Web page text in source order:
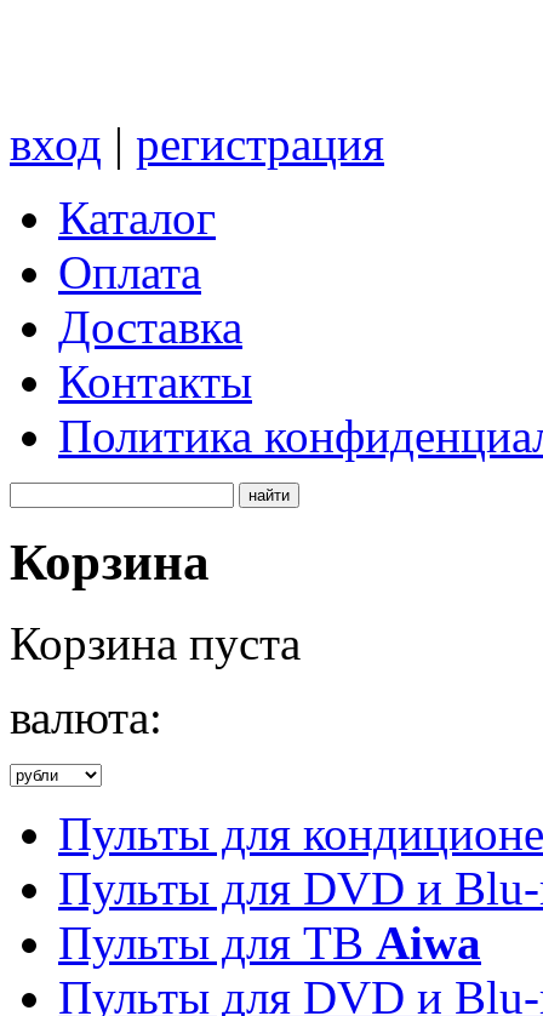
вход | регистрация
Каталог
Оплата
Доставка
Контакты
Политика
Корзина
Корзина пуста
валюта:
Пульты для
Пульты для DVD и
Пульты для ТВ Aiwa
Пульты для DVD и